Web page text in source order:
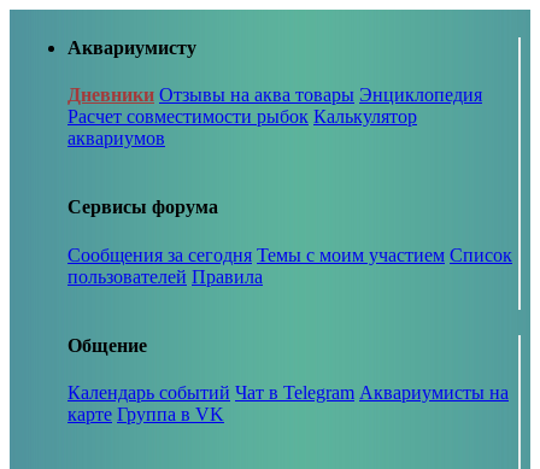
Аквариумисту
Дневники Отзывы на аква товары Энциклопедия
Расчет совместимости рыбок Калькулятор
аквариумов
Сервисы форума
Сообщения за сегодня Темы с моим участием Список
пользователей Правила
Общение
Календарь событий Чат в Telegram Аквариумисты на
карте Группа в VK